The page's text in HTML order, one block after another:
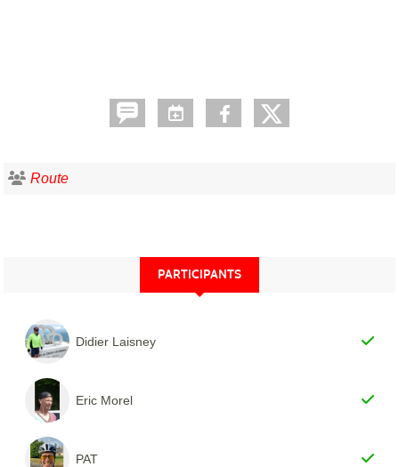
Route
PARTICIPANTS
Didier Laisney
Eric Morel
PAT